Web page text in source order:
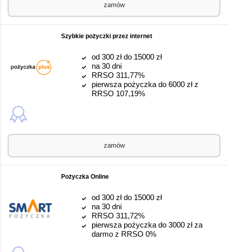
zamów
Szybkie pożyczki przez internet
od 300 zł do 15000 zł
na 30 dni
RRSO 311,77%
pierwsza pożyczka do 6000 zł z
RRSO 107,19%
zamów
Pożyczka Online
od 300 zł do 15000 zł
na 30 dni
RRSO 311,72%
pierwsza pożyczka do 3000 zł za
darmo z RRSO 0%